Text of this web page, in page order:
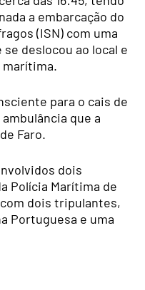
a embarcação do
(ISN) com uma
se deslocou ao local e
marítima.
para o cais de
que a
Faro.
dois
Polícia Marítima de
dois tripulantes,
Portuguesa e uma